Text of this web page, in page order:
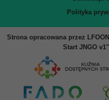
Polityka
Strona opracowana przez
Start JNGO v1"